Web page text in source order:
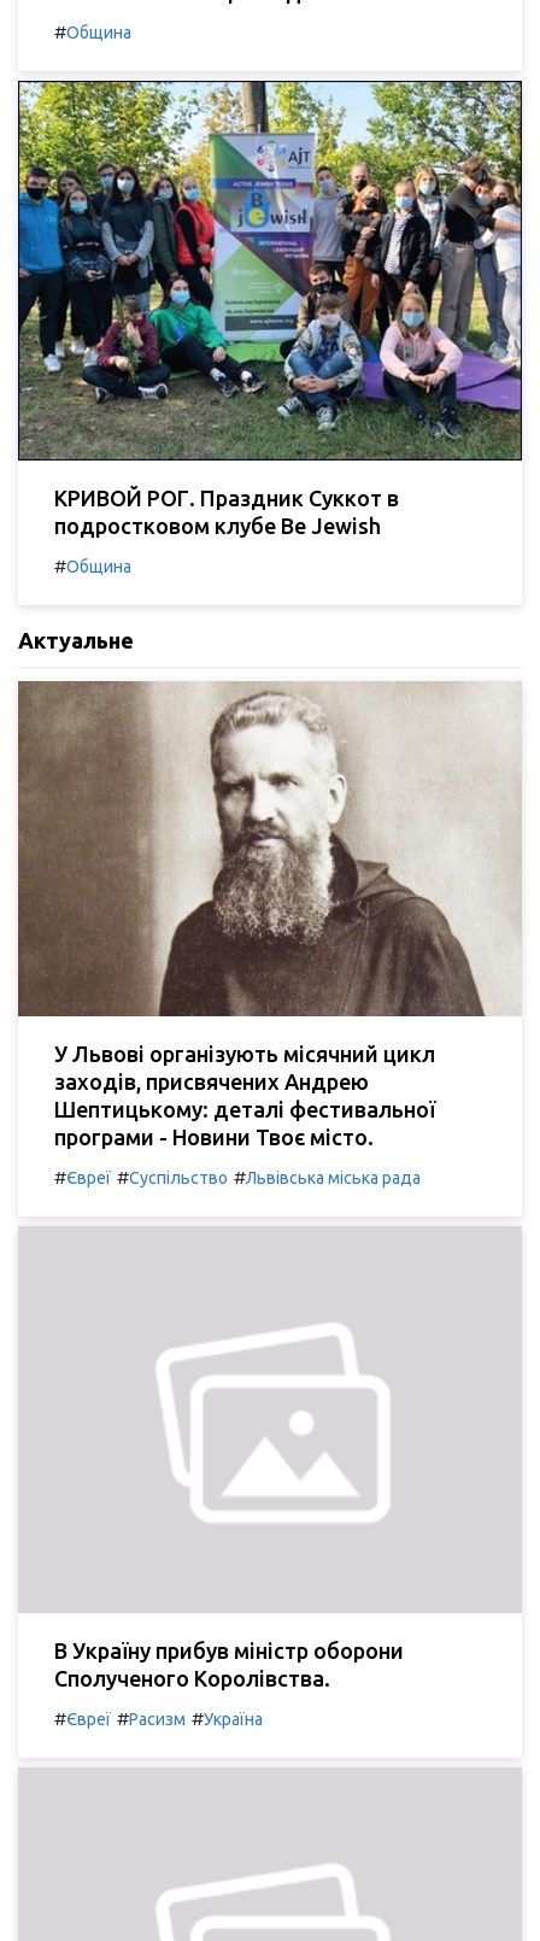
#Община
КРИВОЙ РОГ. Праздник Суккот в
подростковом клубе Be Jewish
#Община
Актуальне
У Львові організують місячний цикл
заходів, присвячених Андрею
Шептицькому: деталі фестивальної
програми - Новини Твоє місто.
#Євреї #Суспільство #Львівська міська рада
В Україну прибув міністр оборони
Сполученого Королівства.
#Євреї #Расизм #Україна